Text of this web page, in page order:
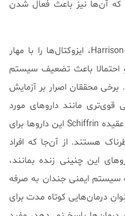
که آن‌ها نیز باعث فعال شدن
۲-HOBA، درمان فشارخون پیشنهادی Harrison، ایزوکتال‌ها را با مهار
احتمالا باعث تضعیف سیستم
برخی محققان اصرار بر آزمایش
مانند داروهای مورد
استفاده در آرتریت روماتوئید دارند. به عقیده Schiffrin این داروها برای
هستند. از آن‌جا که افراد
این چنینی زنده بمانند،
سیستم ایمنی جندان به صرفه
درمان‌هایی کوتاه مدت برای